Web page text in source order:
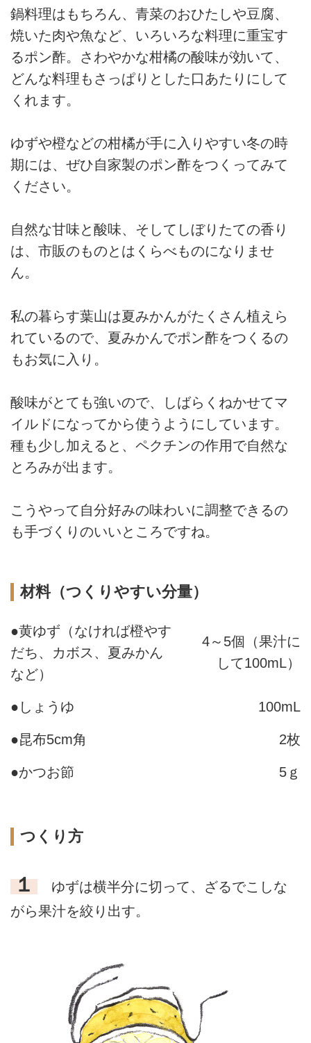
鍋料理はもちろん、青菜のおひたしや豆腐、
焼いた肉や魚など、いろいろな料理に重宝す
るポン酢。さわやかな柑橘の酸味が効いて、
どんな料理もさっぱりとした口あたりにして
くれます。
ゆずや橙などの柑橘が手に入りやすい冬の時
期には、ぜひ自家製のポン酢をつくってみて
ください。
自然な甘味と酸味、そしてしぼりたての香り
は、市販のものとはくらべものになりませ
ん。
私の暮らす葉山は夏みかんがたくさん植えら
れているので、夏みかんでポン酢をつくるの
もお気に入り。
酸味がとても強いので、しばらくねかせてマ
イルドになってから使うようにしています。
種も少し加えると、ペクチンの作用で自然な
とろみが出ます。
こうやって自分好みの味わいに調整できるの
も手づくりのいいところですね。
材料（つくりやすい分量）
●黄ゆず（なければ橙やす
だち、カボス、夏みかん
など）
4～5個（果汁に
して100mL）
●しょうゆ 100mL
●昆布5cm角 2枚
●かつお節 5ｇ
つくり方
１
ゆずは横半分に切って、ざるでこしな
がら果汁を絞り出す。